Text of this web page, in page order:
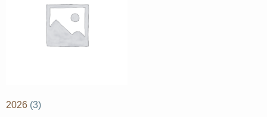
2026 (3)